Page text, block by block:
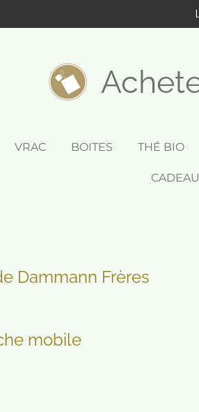
VRAC BOITES THÉ BIO
Dammann Frères
mobile